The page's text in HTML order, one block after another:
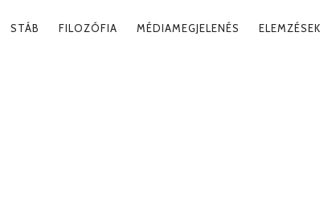
STÁB FILOZÓFIA MÉDIAMEGJELENÉS ELEMZÉSEK